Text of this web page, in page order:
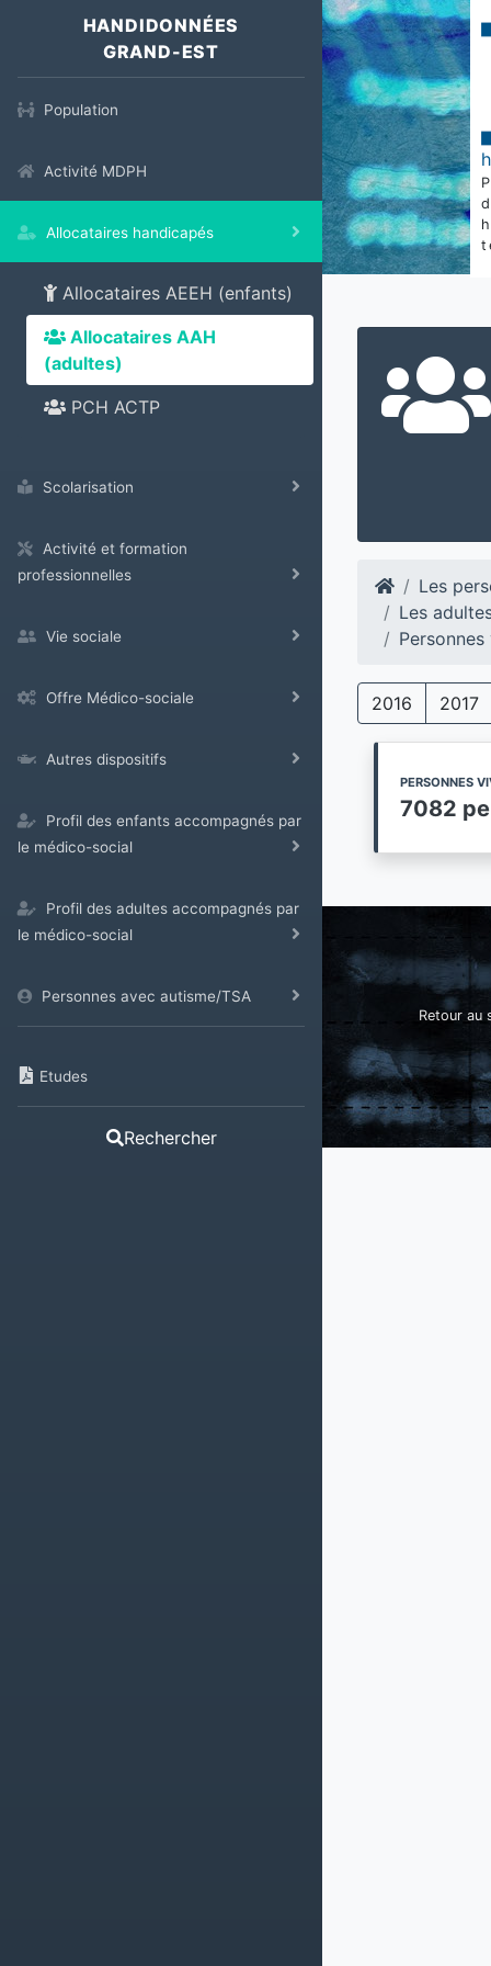
HANDIDONNÉES
GRAND-EST
Population
Activité MDPH
Allocataires handicapés
Allocataires AEEH (enfants)
Allocataires AAH
(adultes)
PCH ACTP
Scolarisation
Activité et formation
professionnelles
Vie sociale
Offre Médico-sociale
Autres dispositifs
Profil des enfants accompagnés par
le médico-social
Profil des adultes accompagnés par
le médico-social
Personnes avec autisme/TSA
Etudes
Rechercher
Les
Les
2016 2017
PERSONNES
7082
Retour au